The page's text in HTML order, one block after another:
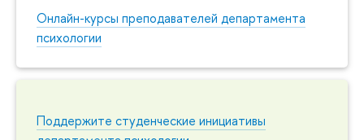
Онлайн-курсы преподавателей департамента
психологии
Поддержите студенческие инициативы